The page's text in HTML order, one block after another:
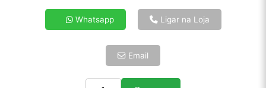
4x de R$ 13,85
5x de R$ 11,23
Whatsapp Ligar na Loja
Email